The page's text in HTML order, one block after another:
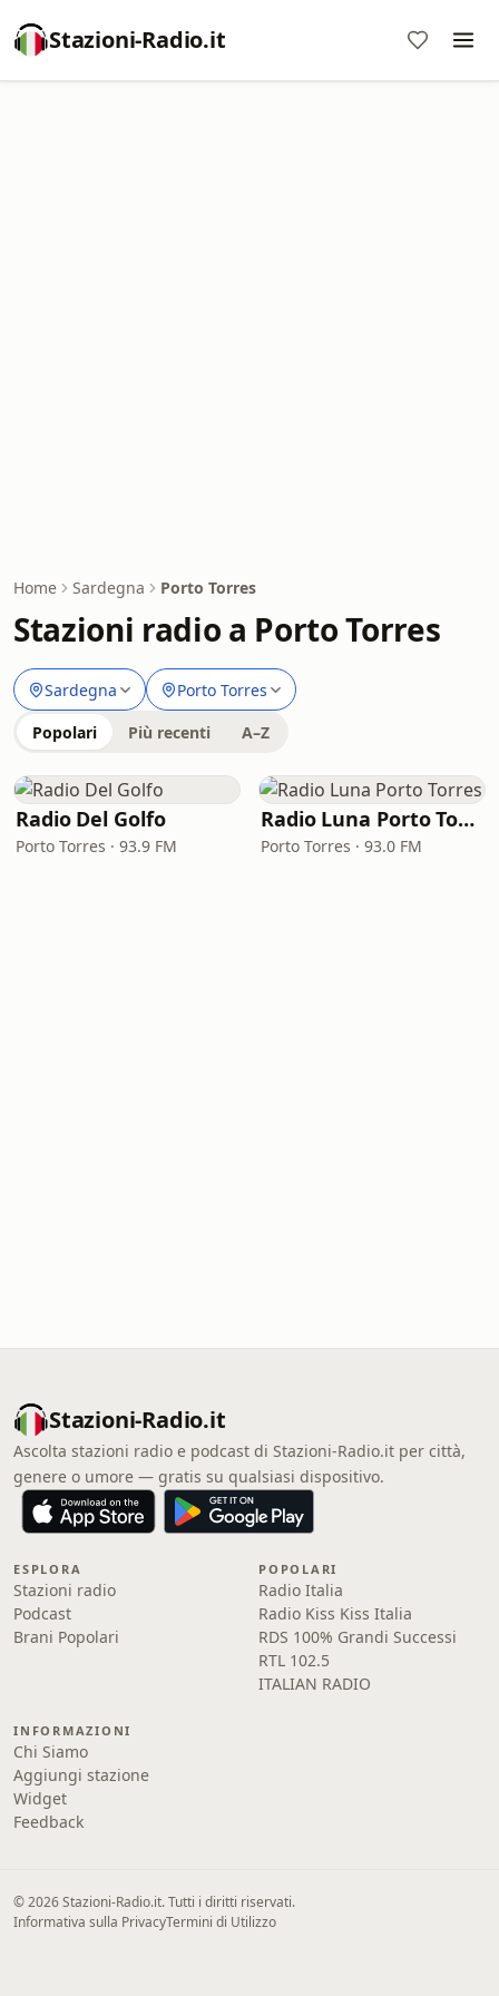
Stazioni-Radio.it
Home Sardegna Porto Torres
Stazioni radio a Porto Torres
Sardegna Porto Torres
Popolari Più recenti A–Z
Radio Del Golfo
Porto Torres · 93.9 FM
Radio Luna Porto Torres
Porto Torres · 93.0 FM
Stazioni-Radio.it
Ascolta stazioni radio e podcast di Stazioni-Radio.it per città,
genere o umore — gratis su qualsiasi dispositivo.
ESPLORA
Stazioni radio
Podcast
Brani Popolari
POPOLARI
Radio Italia
Radio Kiss Kiss Italia
RDS 100% Grandi Successi
RTL 102.5
ITALIAN RADIO
INFORMAZIONI
Chi Siamo
Aggiungi stazione
Widget
Feedback
© 2026 Stazioni-Radio.it. Tutti i diritti riservati.
Informativa sulla PrivacyTermini di Utilizzo